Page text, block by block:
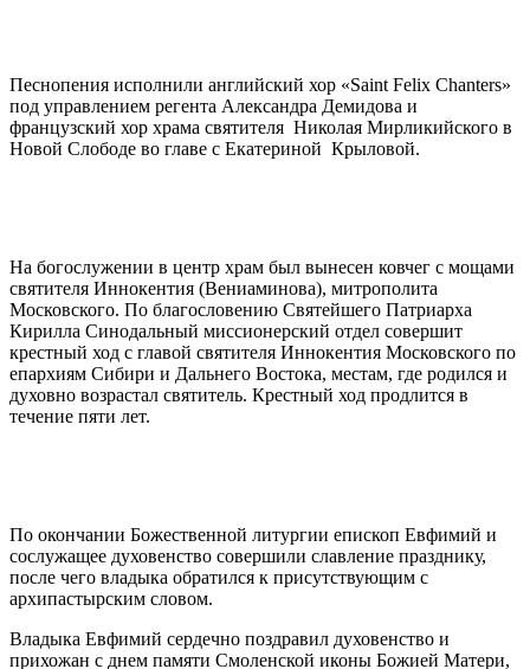
Песнопения исполнили английский хор «Saint Felix Chanters»
под управлением регента Александра Демидова и
французский хор храма святителя Николая Мирликийского в
Новой Слободе во главе с Екатериной Крыловой.
На богослужении в центр храм был вынесен ковчег с мощами
святителя Иннокентия (Вениаминова), митрополита
Московского. По благословению Святейшего Патриарха
Кирилла Синодальный миссионерский отдел совершит
крестный ход с главой святителя Иннокентия Московского по
епархиям Сибири и Дальнего Востока, местам, где родился и
духовно возрастал святитель. Крестный ход продлится в
течение пяти лет.
По окончании Божественной литургии епископ Евфимий и
сослужащее духовенство совершили славление празднику,
после чего владыка обратился к присутствующим с
архипастырским словом.
Владыка Евфимий сердечно поздравил духовенство и
прихожан с днем памяти Смоленской иконы Божией Матери,